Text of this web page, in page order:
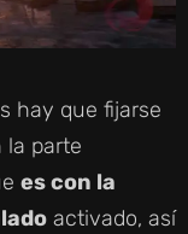
hay que fijarse
la parte
es con la
activado, así